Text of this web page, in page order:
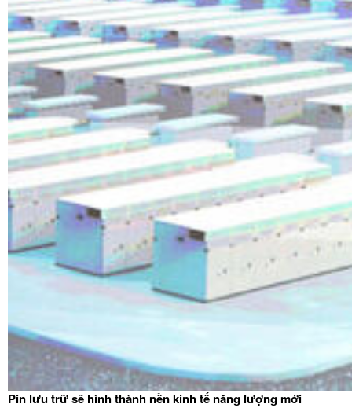
Pin lưu trữ sẽ hình thành nền kinh tế năng lượng mới